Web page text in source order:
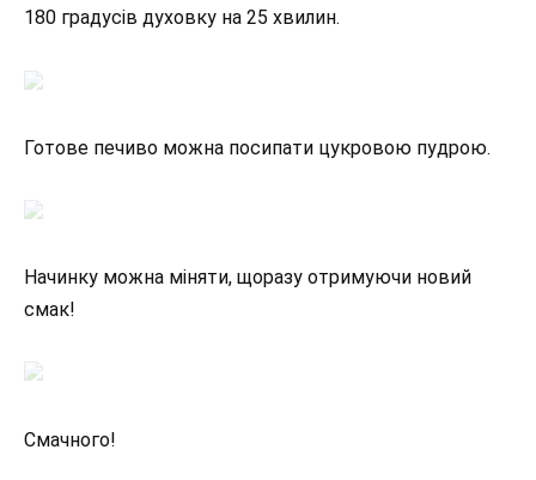
180 градусів духовку на 25 хвилин.
Готове печиво можна посипати цукровою пудрою.
Начинку можна міняти, щоразу отримуючи новий
смак!
Смачного!